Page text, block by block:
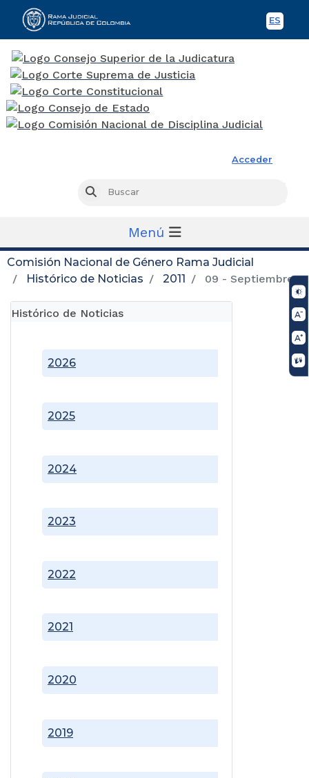
ES
Acceder
Buscar
Menú
Comisión Nacional de Género Rama Judicial
Histórico de Noticias
2011 09 - Septiembre
Histórico de Noticias
2019
2020
2021
2022
2023
2024
2025
2026